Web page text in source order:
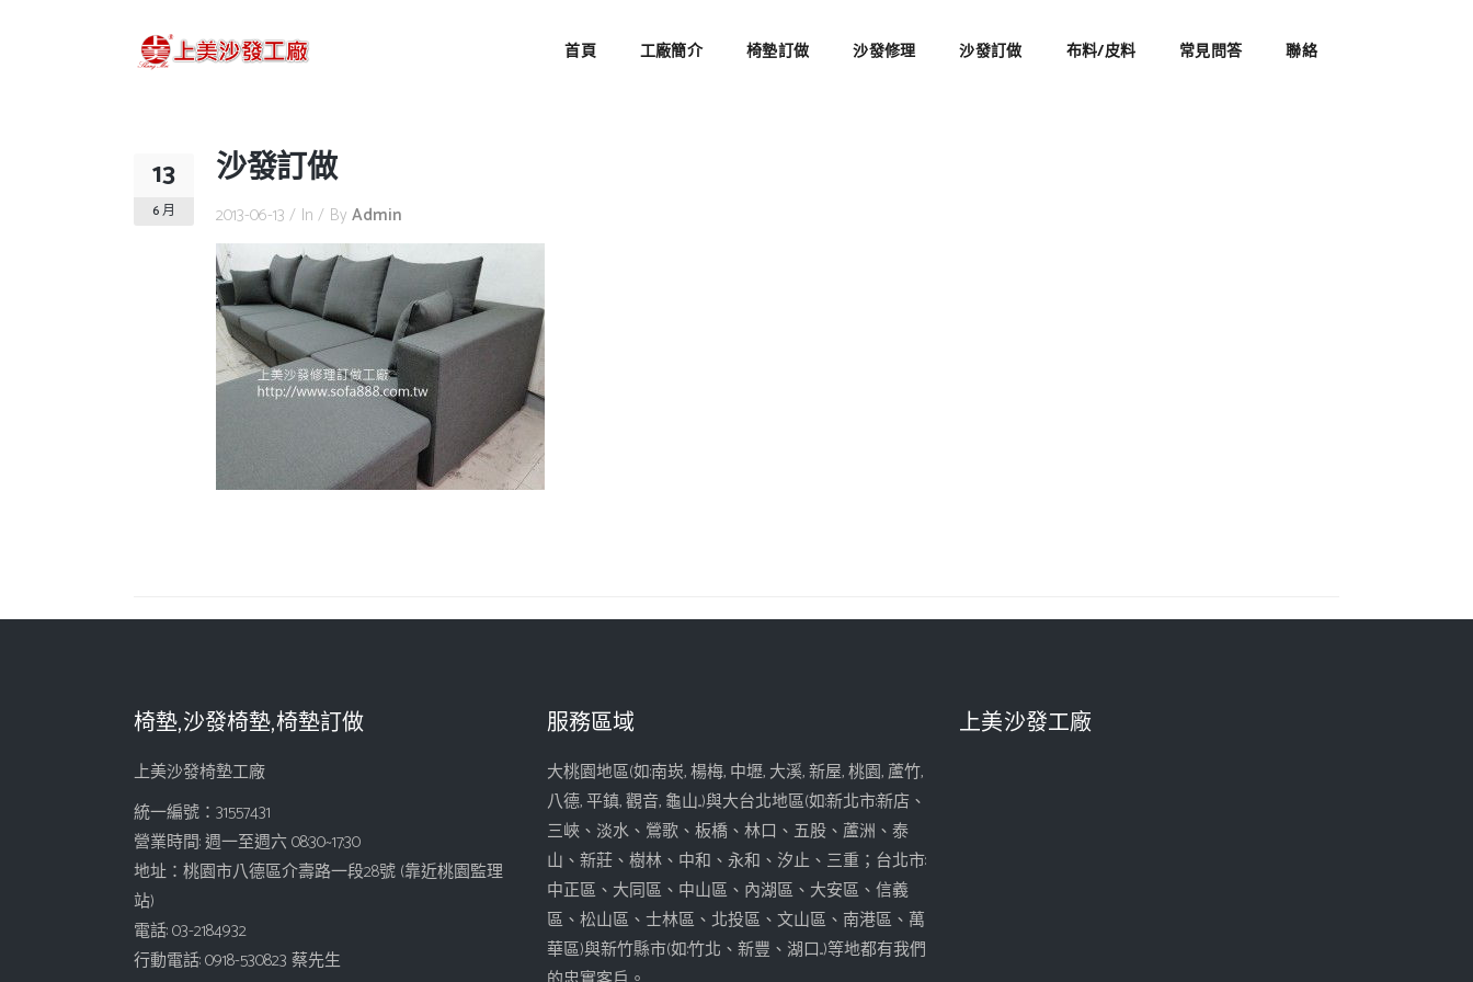
首頁 工廠簡介 椅墊訂做 沙發修理 沙發訂做 布料/皮料 常見問答 聯絡
13
6 月
沙發訂做
2013-06-13 In By Admin
椅墊,沙發椅墊,椅墊訂做
上美沙發椅墊工廠
統一編號：31557431
營業時間: 週一至週六 08:30~17:30
地址：桃園市八德區介壽路一段28號 (靠近桃園監理
站)
電話: 03-2184932
行動電話: 0918-530823 蔡先生
服務區域
大桃園地區(如:南崁, 楊梅, 中壢, 大溪, 新屋, 桃園, 蘆竹,
八德, 平鎮, 觀音, 龜山...)與大台北地區(如:新北市:新店、
三峽、淡水、鶯歌、板橋、林口、五股、蘆洲、泰
山、新莊、樹林、中和、永和、汐止、三重；台北市:
中正區、大同區、中山區、內湖區、大安區、信義
區、松山區、士林區、北投區、文山區、南港區、萬
華區)與新竹縣市(如:竹北、新豐、湖口...)等地都有我們
上美沙發工廠